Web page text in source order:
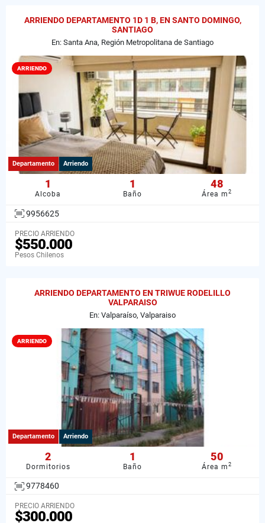
ARRIENDO DEPARTAMENTO 1D 1 B, EN SANTO DOMINGO,
SANTIAGO
En: Santa Ana, Región Metropolitana de Santiago
ARRIENDO
Departamento Arriendo
1
Alcoba
1
Baño
48
Área m2
9956625
PRECIO ARRIENDO
$550.000
Pesos Chilenos
ARRIENDO DEPARTAMENTO EN TRIWUE RODELILLO
VALPARAISO
En: Valparaíso, Valparaiso
ARRIENDO
Departamento Arriendo
2
Dormitorios
1
Baño
50
Área m2
9778460
PRECIO ARRIENDO
$300.000